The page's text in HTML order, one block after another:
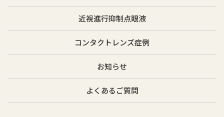
近視進行抑制点眼液
コンタクトレンズ症例
お知らせ
よくあるご質問